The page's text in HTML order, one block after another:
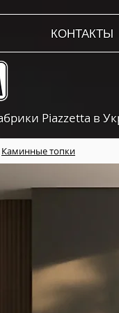
КОНТАКТЫ
Piazzetta в
Каминные топки